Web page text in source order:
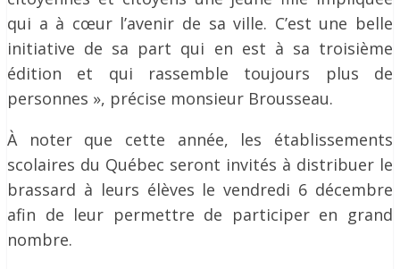
qui a à cœur l’avenir de sa ville. C’est une belle
initiative de sa part qui en est à sa troisième
édition et qui rassemble toujours plus de
personnes », précise monsieur Brousseau.
À noter que cette année, les établissements
scolaires du Québec seront invités à distribuer le
brassard à leurs élèves le vendredi 6 décembre
afin de leur permettre de participer en grand
nombre.